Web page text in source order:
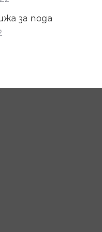
за пода